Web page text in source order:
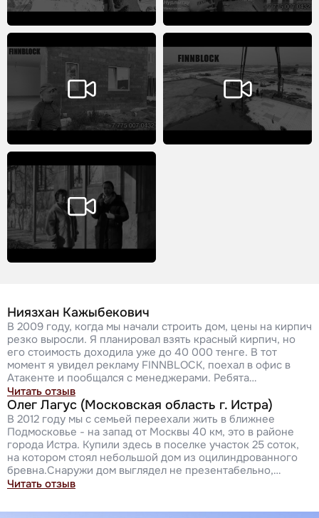
Ниязхан Кажыбекович
В 2009 году, когда мы начали строить дом, цены на кирпич
резко выросли. Я планировал взять красный кирпич, но
его стоимость доходила уже до 40 000 тенге. В тот
момент я увидел рекламу FINNBLOCK, поехал в офис в
Атакенте и пообщался с менеджерами. Ребята…
Читать отзыв
Олег Лагус (Московская область г. Истра)
В 2012 году мы с семьей переехали жить в ближнее
Подмосковье - на запад от Москвы 40 км, это в районе
города Истра. Купили здесь в поселке участок 25 соток,
на котором стоял небольшой дом из оцилиндрованного
бревна.Снаружи дом выглядел не презентабельно,…
Читать отзыв